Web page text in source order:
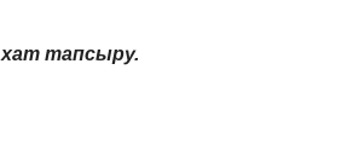
хат тапсыру.